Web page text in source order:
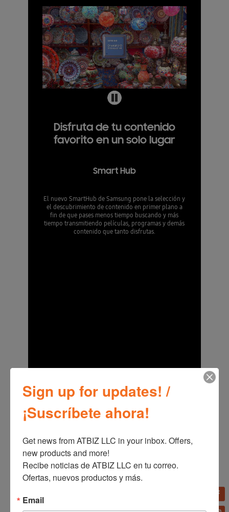
Disfruta de tu contenido
favorito en un solo lugar
Smart Hub
El nuevo SmartHub de Samsung pone la selección y
el descubrimiento de contenido en primer plano a
fin de que pases menos tiempo buscando y más
tiempo transmitiendo películas, programas y demás
contenido que tanto disfrutas.
* Los servicios y las recomendaciones de contenido pued
en variar según la región y el modelo.
Sign up for updates! /
¡Suscríbete ahora!
Get news from ATBIZ LLC in your inbox. Offers,
new products and more!
Recibe noticias de ATBIZ LLC en tu correo.
Ofertas, nuevos productos y más.
Email